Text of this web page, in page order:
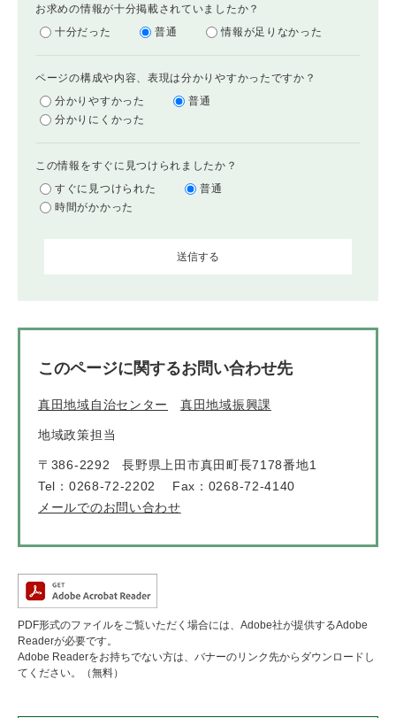
お求めの情報が十分掲載されていましたか？
十分だった
普通 情報が足りなかった
ページの構成や内容、表現は分かりやすかったですか？
分かりやすかった
普通
分かりにくかった
この情報をすぐに見つけられましたか？
すぐに見つけられた
普通
時間がかかった
このページに関するお問い合わせ先
真田地域自治センター 真田地域振興課
地域政策担当
〒386-2292
長野県上田市真田町長7178番地1
Tel：0268-72-2202
Fax：0268-72-4140
メールでのお問い合わせ
PDF形式のファイルをご覧いただく場合には、Adobe社が提供するAdobe
Readerが必要です。
Adobe Readerをお持ちでない方は、バナーのリンク先からダウンロードし
てください。（無料）